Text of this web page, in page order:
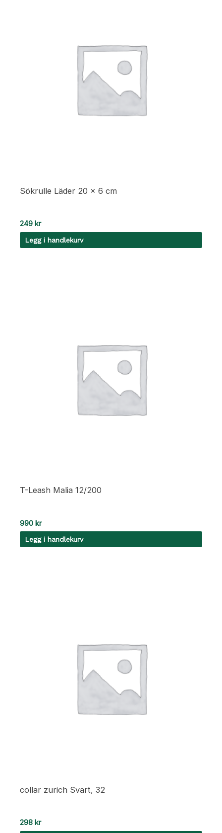
Sökrulle Läder 20 x 6 cm
249 kr
Legg i handlekurv
T-Leash Malia 12/200
990 kr
Legg i handlekurv
collar zurich Svart, 32
298 kr